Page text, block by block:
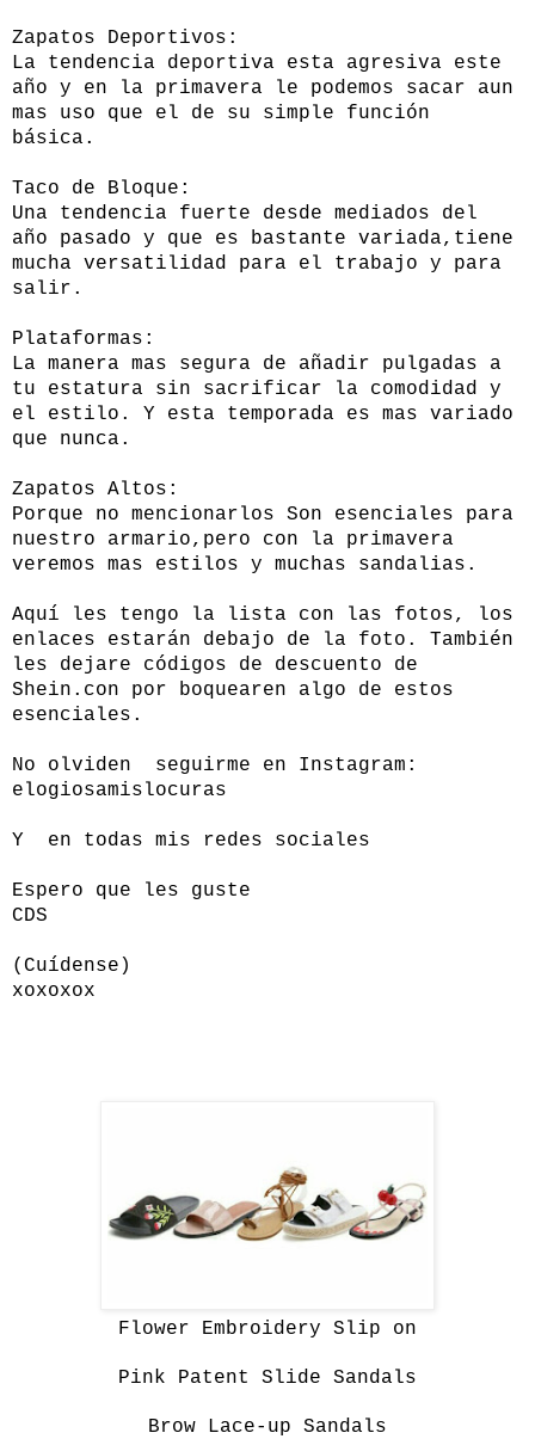
Zapatos Deportivos:
La tendencia deportiva esta agresiva este
año y en la primavera le podemos sacar aun
mas uso que el de su simple función
básica.
Taco de Bloque:
Una tendencia fuerte desde mediados del
año pasado y que es bastante variada,tiene
mucha versatilidad para el trabajo y para
salir.
Plataformas:
La manera mas segura de añadir pulgadas a
tu estatura sin sacrificar la comodidad y
el estilo. Y esta temporada es mas variado
que nunca.
Zapatos Altos:
Porque no mencionarlos Son esenciales para
nuestro armario,pero con la primavera
veremos mas estilos y muchas sandalias.
Aquí les tengo la lista con las fotos, los
enlaces estarán debajo de la foto. También
les dejare códigos de descuento de
Shein.con por boquearen algo de estos
esenciales.
No olviden seguirme en Instagram:
elogiosamislocuras
Y en todas mis redes sociales
Espero que les guste
CDS
(Cuídense)
xoxoxox
Flower Embroidery Slip on
Pink Patent Slide Sandals
Brow Lace-up Sandals